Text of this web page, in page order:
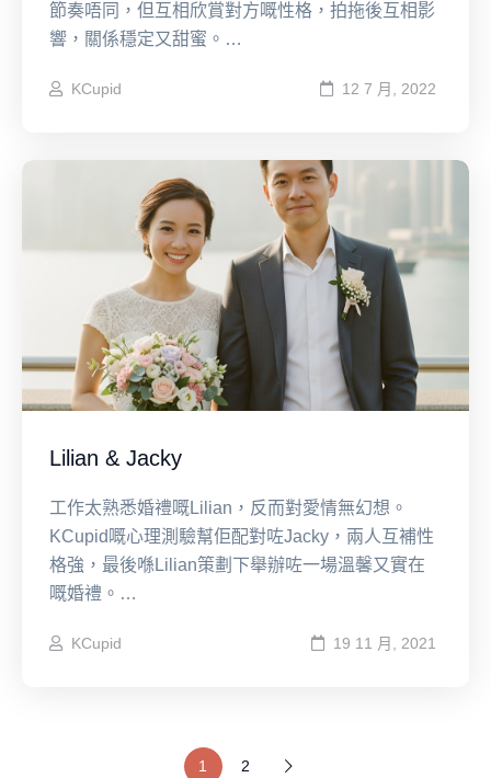
節奏唔同，但互相欣賞對方嘅性格，拍拖後互相影
響，關係穩定又甜蜜。…
KCupid 12 7 月, 2022
Lilian & Jacky
工作太熟悉婚禮嘅Lilian，反而對愛情無幻想。
KCupid嘅心理測驗幫佢配對咗Jacky，兩人互補性
格強，最後喺Lilian策劃下舉辦咗一場溫馨又實在
嘅婚禮。…
KCupid 19 11 月, 2021
1 2